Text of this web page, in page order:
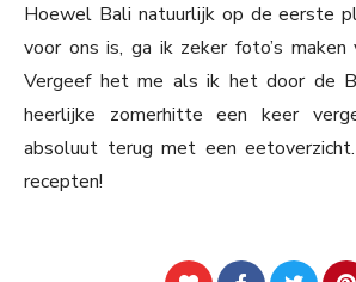
Hoewel Bali natuurlijk op de eerste
voor ons is, ga ik zeker foto’s
Vergeef het me als ik het door de
heerlijke zomerhitte een keer
absoluut terug met een
recepten!